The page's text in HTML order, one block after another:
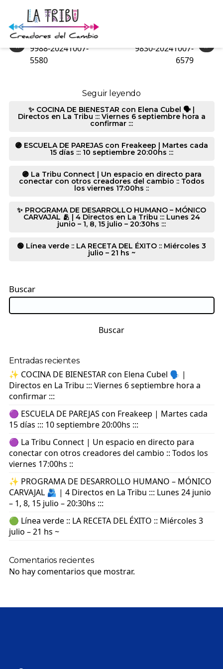
9988-20241007-6355
«
9988-20241007-
5580
»
9830-20241007-
6579
Seguir leyendo
✨ COCINA DE BIENESTAR con Elena Cubel 🗣️ |
Directos en La Tribu ::: Viernes 6 septiembre hora a
confirmar :::
🟣 ESCUELA DE PAREJAS con Freakeep | Martes cada
15 días ::: 10 septiembre 20:00hs :::
🟣 La Tribu Connect | Un espacio en directo para
conectar con otros creadores del cambio :: Todos
los viernes 17:00hs ::
✨ PROGRAMA DE DESARROLLO HUMANO – MÓNICO
CARVAJAL 🫂 | 4 Directos en La Tribu ::: Lunes 24
junio – 1, 8, 15 julio – 20:30hs :::
🟢 Línea verde :: LA RECETA DEL ÉXITO :: Miércoles 3
julio – 21 hs ~
Buscar
Buscar
Entradas recientes
✨ COCINA DE BIENESTAR con Elena Cubel 🗣️ |
Directos en La Tribu ::: Viernes 6 septiembre hora a
confirmar :::
🟣 ESCUELA DE PAREJAS con Freakeep | Martes cada
15 días ::: 10 septiembre 20:00hs :::
🟣 La Tribu Connect | Un espacio en directo para
conectar con otros creadores del cambio :: Todos los
viernes 17:00hs ::
✨ PROGRAMA DE DESARROLLO HUMANO – MÓNICO
CARVAJAL 🫂 | 4 Directos en La Tribu ::: Lunes 24 junio
– 1, 8, 15 julio – 20:30hs :::
🟢 Línea verde :: LA RECETA DEL ÉXITO :: Miércoles 3
julio – 21 hs ~
Comentarios recientes
No hay comentarios que mostrar.